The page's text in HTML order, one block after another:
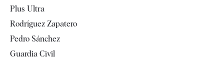
Televisión
Plus Ultra
Rodríguez Zapatero
Pedro Sánchez
Guardia Civil